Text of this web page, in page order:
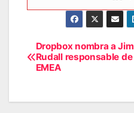
Navegación
de
entradas
Dropbox nombra a Jim
Rudall responsable de
EMEA